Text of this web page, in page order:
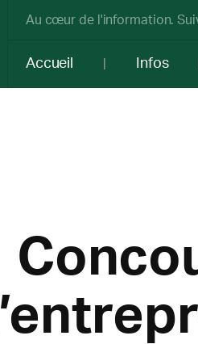
Au cœur de l'information.
Accueil Infos